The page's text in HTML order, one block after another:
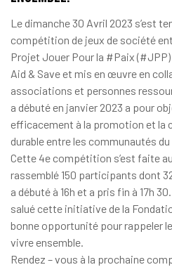
Le dimanche 30 Avril 2023 s’est
compétition de jeux de société
Projet Jouer Pour la #Paix (#JPP
Aid & Saveet mis en œuvre en
associations et personnes
a débuté en janvier 2023 a pour
efficacement à la promotion et la
durable entre les communautés
Cette 4e compétition s’est faite
rassemblé 150 participants dont
a débuté à 16h et a pris fin à 17h
salué cette initiative de la
bonne opportunité pour rappeler
vivre ensemble.
Rendez – vous à la prochaine